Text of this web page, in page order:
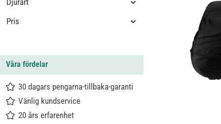
Djurart
Pris
Våra fördelar
30 dagars pengarna-tillbaka-garanti
Vänlig kundservice
20 års erfarenhet